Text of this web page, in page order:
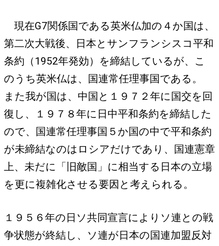
現在G7関係国である英米仏加の４か国は、
第二次大戦後、日本とサンフランシスコ平和
条約（1952年発効）を締結しているが、こ
のうち英米仏は、国連常任理事国である。
また我が国は、中国と１９７２年に国交を回
復し、１９７８年に日中平和条約を締結した
ので、国連常任理事国５か国の中で平和条約
が未締結なのはロシアだけであり、国連憲章
上、未だに「旧敵国」に相当する日本の立場
を更に複雑化させる要因と考えられる。
１９５６年の日ソ共同宣言によりソ連との戦
争状態が終結し、ソ連が日本の国連加盟反対